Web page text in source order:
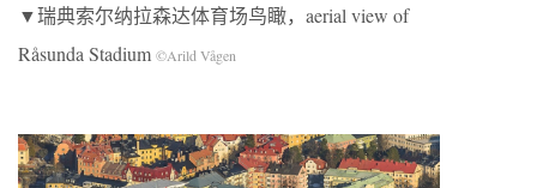
▼瑞典索尔纳拉森达体育场鸟瞰，aerial view of
Råsunda Stadium ©Arild Vågen